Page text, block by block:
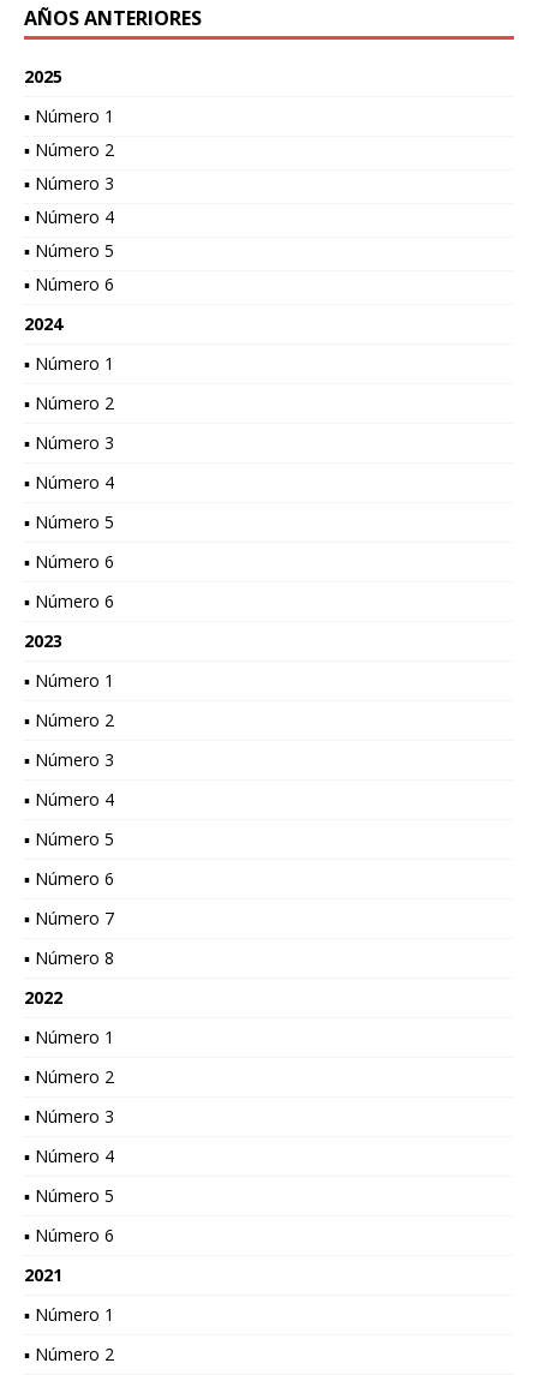
AÑOS ANTERIORES
2025
▪ Número 1
▪ Número 2
▪ Número 3
▪ Número 4
▪ Número 5
▪ Número 6
2024
▪ Número 1
▪ Número 2
▪ Número 3
▪ Número 4
▪ Número 5
▪ Número 6
▪ Número 6
2023
▪ Número 1
▪ Número 2
▪ Número 3
▪ Número 4
▪ Número 5
▪ Número 6
▪ Número 7
▪ Número 8
2022
▪ Número 1
▪ Número 2
▪ Número 3
▪ Número 4
▪ Número 5
▪ Número 6
2021
▪ Número 1
▪ Número 2